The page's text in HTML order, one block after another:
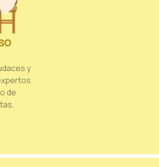
y
de